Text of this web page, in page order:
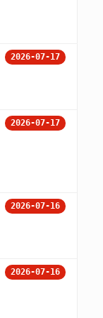
2026-07-17
2026-07-17
2026-07-16
2026-07-16